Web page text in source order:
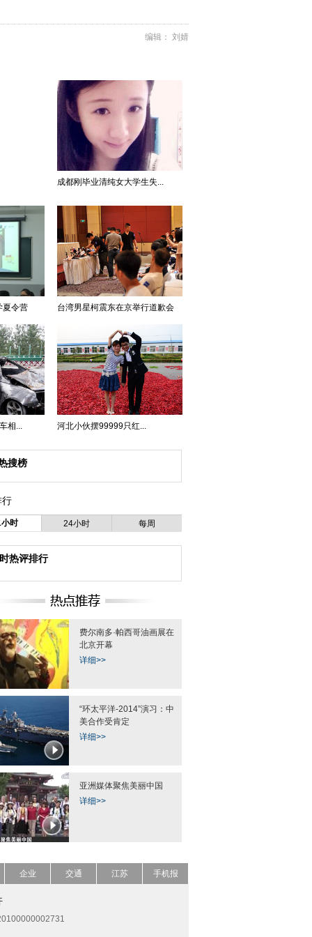
编辑： 刘婧
成都刚毕业清纯女大学生失...
夏令营 台湾男星柯震东在京举行道歉会
相... 河北小伙摆99999只红...
搜榜
行
时 24小时 每周
热评排行
费尔南多·帕西哥油画展在
北京开幕
详细>>
“环太平洋-2014”演习：中
美合作受肯定
详细>>
亚洲媒体聚焦美丽中国
详细>>
企业 交通 江苏 手机报